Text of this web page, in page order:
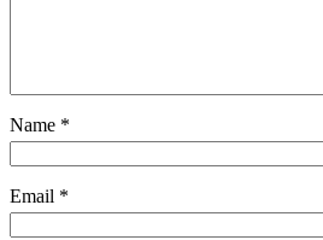
Name *
Email *